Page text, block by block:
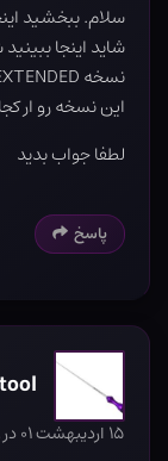
سلام. ببخشید
شاید اینجا
این نسخه رو ار
لطفا جواب بدید
پاسخ
۱۵ اردیبهشت ۰۱ در ۴:۲۸ ب٫ظ